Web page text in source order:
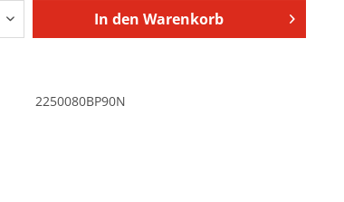
In den Warenkorb
2250080BP90N